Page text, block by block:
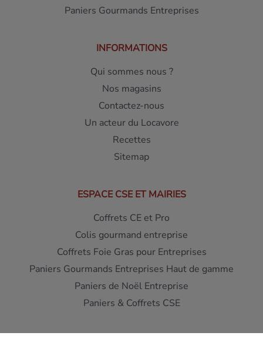
Paniers Gourmands Entreprises
INFORMATIONS
Qui sommes nous ?
Nos magasins
Contactez-nous
Un acteur du Locavore
Recettes
Sitemap
ESPACE CSE ET MAIRIES
Coffrets CE et Pro
Colis gourmand entreprise
Coffrets Foie Gras pour Entreprises
Paniers Gourmands Entreprises Haut de gamme
Paniers de Noël Entreprise
Paniers & Coffrets CSE